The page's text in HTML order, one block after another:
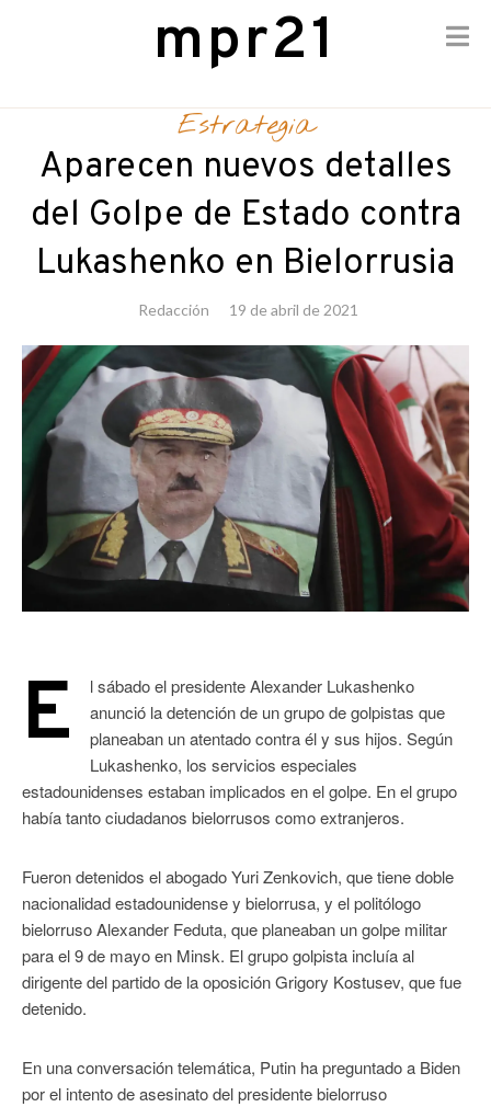
content
mpr21
Estrategia
Aparecen nuevos detalles
del Golpe de Estado contra
Lukashenko en Bielorrusia
Redacción 19 de abril de 2021
E
l sábado el presidente Alexander Lukashenko
anunció la detención de un grupo de golpistas que
planeaban un atentado contra él y sus hijos. Según
Lukashenko, los servicios especiales
estadounidenses estaban implicados en el golpe. En el grupo
había tanto ciudadanos bielorrusos como extranjeros.
Fueron detenidos el abogado Yuri Zenkovich, que tiene doble
nacionalidad estadounidense y bielorrusa, y el politólogo
bielorruso Alexander Feduta, que planeaban un golpe militar
para el 9 de mayo en Minsk. El grupo golpista incluía al
dirigente del partido de la oposición Grigory Kostusev, que fue
detenido.
En una conversación telemática, Putin ha preguntado a Biden
por el intento de asesinato del presidente bielorruso